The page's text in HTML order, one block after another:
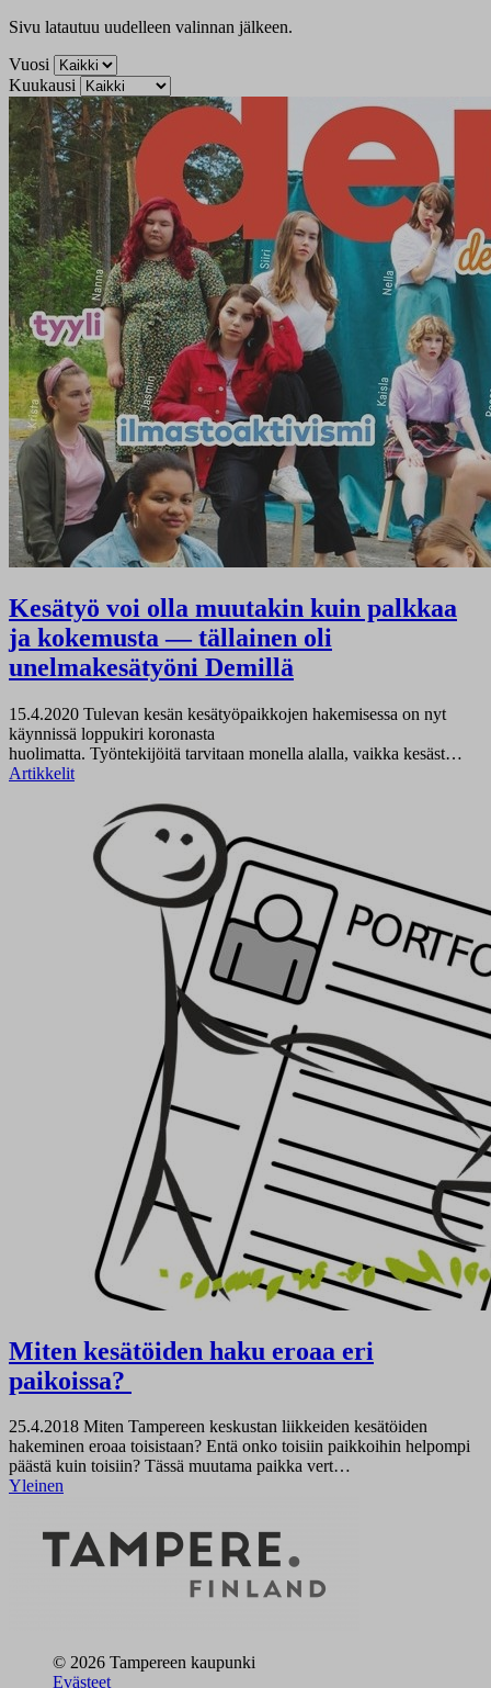
Sivu latautuu uudelleen valinnan jälkeen.
Vuosi
Kuukausi
Kesätyö voi olla muutakin kuin palkkaa
ja kokemusta — tällainen oli
unelmakesätyöni Demillä
15.4.2020 Tulevan kesän kesätyöpaikkojen hakemisessa on nyt
käynnissä loppukiri koronasta
huolimatta. Työntekijöitä tarvitaan monella alalla, vaikka kesäst…
Artikkelit
Miten kesätöiden haku eroaa eri
paikoissa?
25.4.2018 Miten Tampereen keskustan liikkeiden kesätöiden
hakeminen eroaa toisistaan? Entä onko toisiin paikkoihin helpompi
päästä kuin toisiin? Tässä muutama paikka vert…
Yleinen
© 2026 Tampereen kaupunki
Evästeet